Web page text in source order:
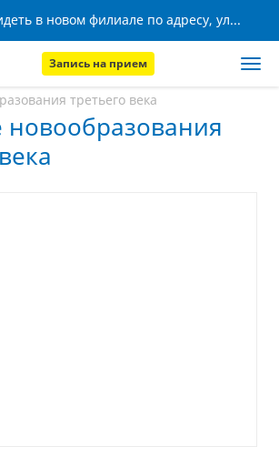
Будем рады вас видеть в новом филиале по адресу, ул. Кижеватова, 8!
Запись на прием
третьего века
новообразования